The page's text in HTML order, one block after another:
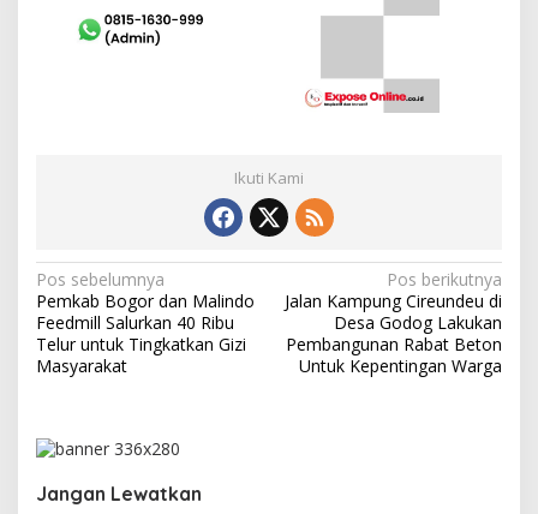
Ikuti Kami
N
a
v
a
s
Pos sebelumnya
Pemkab Bogor dan Malindo
Feedmill Salurkan 40 Ribu
Telur untuk Tingkatkan Gizi
Masyarakat
Pos berikutnya
Jalan Kampung Cireundeu di
Desa Godog Lakukan
Pembangunan Rabat Beton
Untuk Kepentingan Warga
Jangan Lewatkan